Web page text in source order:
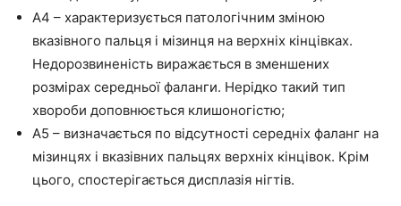
А4 – характеризується патологічним зміною
вказівного пальця і мізинця на верхніх кінцівках.
Недорозвиненість виражається в зменшених
розмірах середньої фаланги. Нерідко такий тип
хвороби доповнюється клишоногістю;
А5 – визначається по відсутності середніх фаланг на
мізинцях і вказівних пальцях верхніх кінцівок. Крім
цього, спостерігається дисплазія нігтів.